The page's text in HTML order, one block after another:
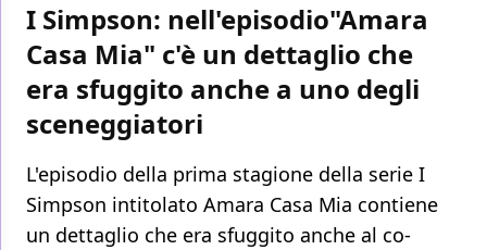
I Simpson: nell'episodio"Amara
Casa Mia" c'è un dettaglio che
era sfuggito anche a uno degli
sceneggiatori
L'episodio della prima stagione della serie I
Simpson intitolato Amara Casa Mia contiene
un dettaglio che era sfuggito anche al co-